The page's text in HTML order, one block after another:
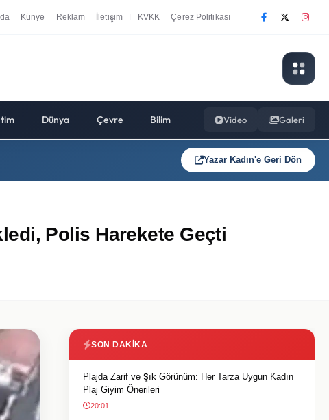
Künye Reklam İletişim KVKK Çerez Politikası
Dünya Çevre Bilim Video Galeri
Yazar Kadın'e Geri Dön
Polis Harekete Geçti
SON DAKIKA
Plajda Zarif ve Şık Görünüm: Her Tarza Uygun Kadın
Plaj Giyim Önerileri
20:01